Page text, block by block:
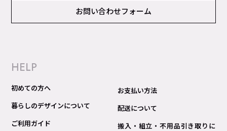
お問い合わせフォーム
HELP
初めての方へ
暮らしのデザインについて
ご利用ガイド
お支払い方法
配送について
搬入・組立・不用品引き取りに